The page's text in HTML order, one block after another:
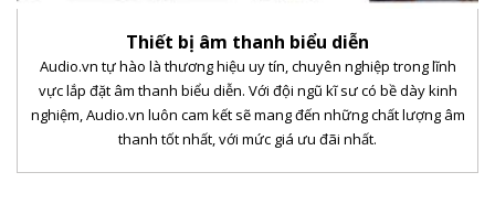
Thiết bị âm thanh biểu diễn
Audio.vn tự hào là thương hiệu uy tín, chuyên nghiệp trong lĩnh
vực lắp đặt âm thanh biểu diễn. Với đội ngũ kĩ sư có bề dày kinh
nghiệm, Audio.vn luôn cam kết sẽ mang đến những chất lượng âm
thanh tốt nhất, với mức giá ưu đãi nhất.